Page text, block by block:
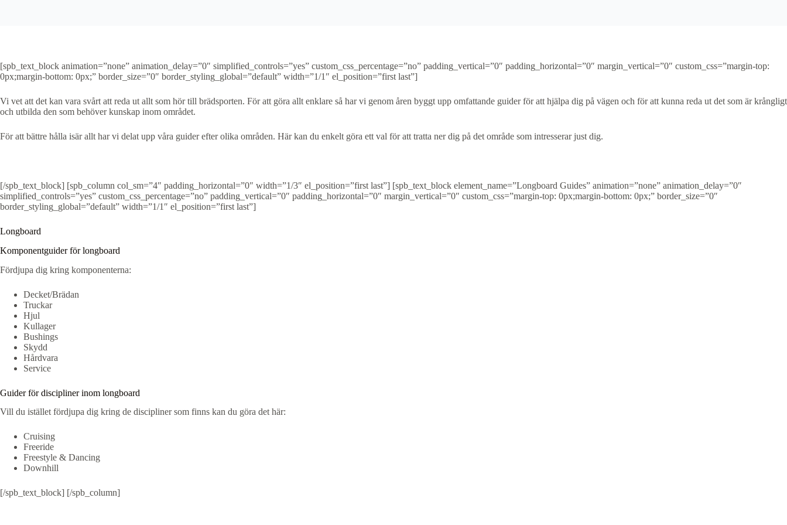
[spb_text_block animation=”none” animation_delay=”0″ simplified_controls=”yes” custom_css_percentage=”no” padding_vertical=”0″ padding_horizontal=”0″ margin_vertical=”0″ custom_css=”margin-top:
0px;margin-bottom: 0px;” border_size=”0″ border_styling_global=”default” width=”1/1″ el_position=”first last”]
Vi vet att det kan vara svårt att reda ut allt som hör till brädsporten. För att göra allt enklare så har vi genom åren byggt upp omfattande guider för att hjälpa dig på vägen och för att kunna reda ut det som är krångligt
och utbilda den som behöver kunskap inom området.
För att bättre hålla isär allt har vi delat upp våra guider efter olika områden. Här kan du enkelt göra ett val för att tratta ner dig på det område som intresserar just dig.
[/spb_text_block] [spb_column col_sm=”4″ padding_horizontal=”0″ width=”1/3″ el_position=”first last”] [spb_text_block element_name=”Longboard Guides” animation=”none” animation_delay=”0″
simplified_controls=”yes” custom_css_percentage=”no” padding_vertical=”0″ padding_horizontal=”0″ margin_vertical=”0″ custom_css=”margin-top: 0px;margin-bottom: 0px;” border_size=”0″
border_styling_global=”default” width=”1/1″ el_position=”first last”]
Longboard
Komponentguider för longboard
Fördjupa dig kring komponenterna:
Decket/Brädan
Truckar
Hjul
Kullager
Bushings
Skydd
Hårdvara
Service
Guider för discipliner inom longboard
Vill du istället fördjupa dig kring de discipliner som finns kan du göra det här:
Cruising
Freeride
Freestyle & Dancing
Downhill
[/spb_text_block] [/spb_column]